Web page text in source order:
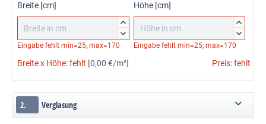
Breite [cm]


Höhe [cm]


Eingabe fehlt min=25, max=170 Eingabe fehlt min=25, max=170
Breite x Höhe:fehlt [0,00 €/m²] Preis:fehlt
2. Verglasung